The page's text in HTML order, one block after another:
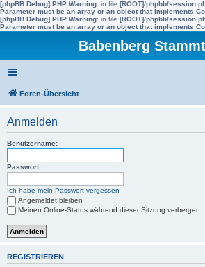
[phpBB Debug] PHP Warning: in file [ROOT]/phpbb/
Parameter must be an array or an object that implements
[phpBB Debug] PHP Warning: in file [ROOT]/phpbb/
Parameter must be an array or an object that implements
Babenberg
Foren-Übersicht
Anmelden
Benutzername:
Passwort:
Ich habe mein Passwort vergessen
Angemeldet bleiben
Meinen Online-Status während dieser Sitzung verbergen
REGISTRIEREN